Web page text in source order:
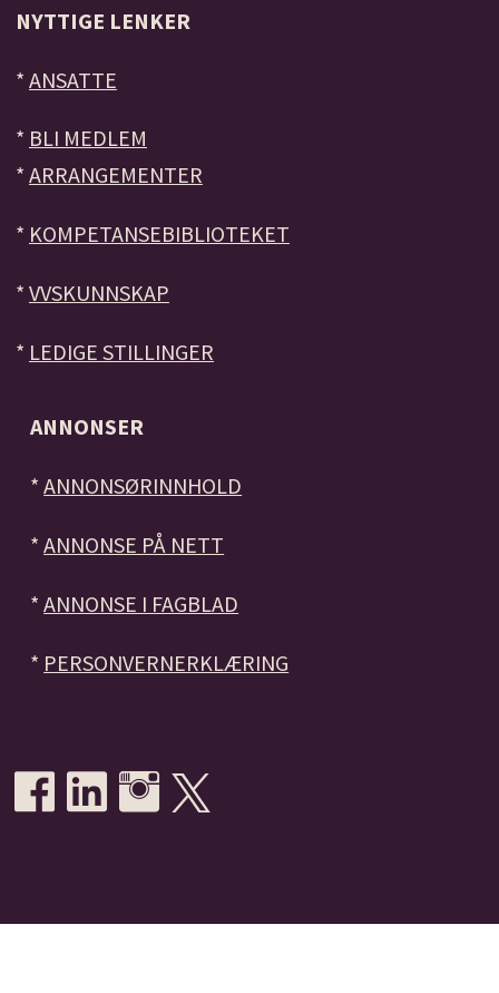
NYTTIGE LENKER
* ANSATTE
* BLI MEDLEM
* ARRANGEMENTER
* KOMPETANSEBIBLIOTEKET
* VVSKUNNSKAP
* LEDIGE STILLINGER
ANNONSER
*ANNONSØRINNHOLD
*ANNONSE PÅ NETT
*ANNONSE I FAGBLAD
* PERSONVERNERKLÆRING